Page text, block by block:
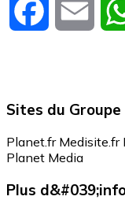
Facebook
Sites du Groupe
Planet.fr Medisite.fr
Planet Media
Plus